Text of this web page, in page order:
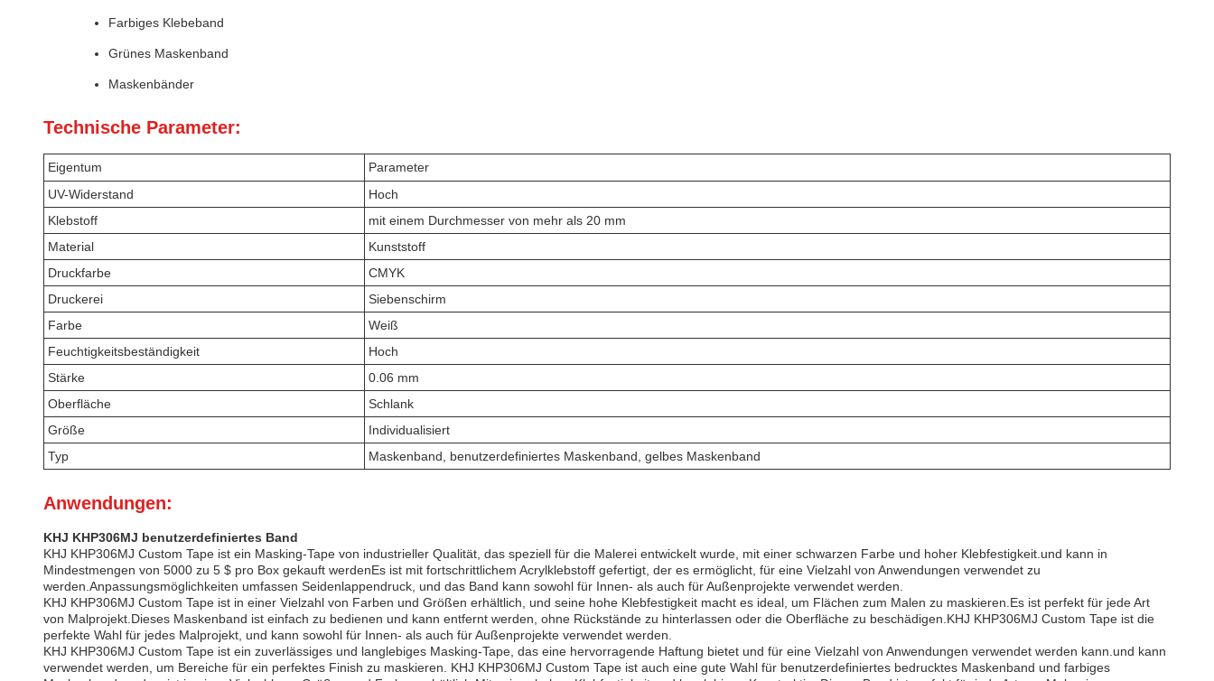
Farbiges Klebeband
Grünes Maskenband
Maskenbänder
Technische Parameter:
Eigentum
Parameter
UV-Widerstand
Hoch
Klebstoff
mit einem Durchmesser von mehr als 20 mm
Material
Kunststoff
Druckfarbe
CMYK
Druckerei
Siebenschirm
Farbe
Weiß
Feuchtigkeitsbeständigkeit
Hoch
Stärke
0.06 mm
Oberfläche
Schlank
Größe
Individualisiert
Typ
Maskenband, benutzerdefiniertes Maskenband, gelbes Maskenband
Anwendungen:
KHJ KHP306MJ benutzerdefiniertes Band
KHJ KHP306MJ Custom Tape ist ein Masking-Tape von industrieller Qualität, das speziell für die Malerei entwickelt wurde, mit einer schwarzen Farbe und hoher Klebfestigkeit.und kann in
Mindestmengen von 5000 zu 5 $ pro Box gekauft werdenEs ist mit fortschrittlichem Acrylklebstoff gefertigt, der es ermöglicht, für eine Vielzahl von Anwendungen verwendet zu
werden.Anpassungsmöglichkeiten umfassen Seidenlappendruck, und das Band kann sowohl für Innen- als auch für Außenprojekte verwendet werden.
KHJ KHP306MJ Custom Tape ist in einer Vielzahl von Farben und Größen erhältlich, und seine hohe Klebfestigkeit macht es ideal, um Flächen zum Malen zu maskieren.Es ist perfekt für jede Art
von Malprojekt.Dieses Maskenband ist einfach zu bedienen und kann entfernt werden, ohne Rückstände zu hinterlassen oder die Oberfläche zu beschädigen.KHJ KHP306MJ Custom Tape ist die
perfekte Wahl für jedes Malprojekt, und kann sowohl für Innen- als auch für Außenprojekte verwendet werden.
KHJ KHP306MJ Custom Tape ist ein zuverlässiges und langlebiges Masking-Tape, das eine hervorragende Haftung bietet und für eine Vielzahl von Anwendungen verwendet werden kann.und kann
verwendet werden, um Bereiche für ein perfektes Finish zu maskieren. KHJ KHP306MJ Custom Tape ist auch eine gute Wahl für benutzerdefiniertes bedrucktes Maskenband und farbiges